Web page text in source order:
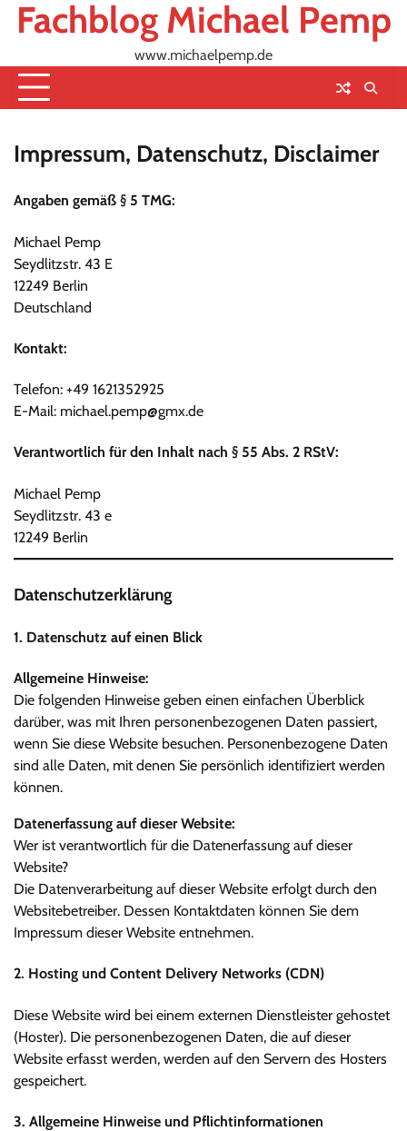
SkipFachblog Michael Pemp
www.michaelpemp.de
Impressum, Datenschutz, Disclaimer
Angaben gemäß § 5 TMG:
Michael Pemp
Seydlitzstr. 43 E
12249 Berlin
Deutschland
Kontakt:
Telefon: +49 1621352925
E-Mail: michael.pemp@gmx.de
Verantwortlich für den Inhalt nach § 55 Abs. 2 RStV:
Michael Pemp
Seydlitzstr. 43 e
12249 Berlin
Datenschutzerklärung
1. Datenschutz auf einen Blick
Allgemeine Hinweise:
Die folgenden Hinweise geben einen einfachen Überblick
darüber, was mit Ihren personenbezogenen Daten passiert,
wenn Sie diese Website besuchen. Personenbezogene Daten
sind alle Daten, mit denen Sie persönlich identifiziert werden
können.
Datenerfassung auf dieser Website:
Wer ist verantwortlich für die Datenerfassung auf dieser
Website?
Die Datenverarbeitung auf dieser Website erfolgt durch den
Websitebetreiber. Dessen Kontaktdaten können Sie dem
Impressum dieser Website entnehmen.
2. Hosting und Content Delivery Networks (CDN)
Diese Website wird bei einem externen Dienstleister gehostet
(Hoster). Die personenbezogenen Daten, die auf dieser
Website erfasst werden, werden auf den Servern des Hosters
gespeichert.
3. Allgemeine Hinweise und Pflichtinformationen